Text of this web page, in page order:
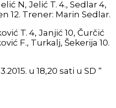
N, Jelić T. 4., Sedlar 4,
12. Trener: Marin Sedlar.
T. 4, Janjić 10, Čurčić
F., Turkalj, Šekerija 10.
u 18,20 sati u SD “